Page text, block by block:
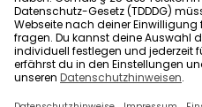
Wohnglück folgen